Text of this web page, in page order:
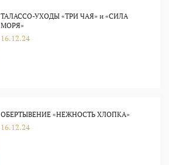
ТАЛАССО-УХОДЫ «ТРИ ЧАЯ» и «СИЛА
МОРЯ»
16.12.24
ОБЕРТЫВЕНИЕ «НЕЖНОСТЬ ХЛОПКА»
16.12.24